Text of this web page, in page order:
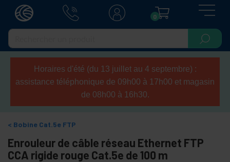
0
Horaires d'été (du 13 juillet au 4 septembre) :
assistance téléphonique de 09h00 à 17h00 et magasin
de 08h00 à 16h30.
Bobine Cat.5e FTP
Enrouleur de câble réseau Ethernet FTP
CCA rigide rouge Cat.5e de 100 m